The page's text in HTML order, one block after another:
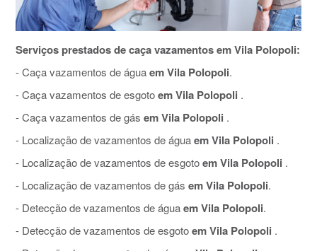
Serviços prestados de caça vazamentos em Vila Polopoli:
- Caça vazamentos de águaem Vila Polopoli.
- Caça vazamentos de esgotoem Vila Polopoli .
- Caça vazamentos de gás em Vila Polopoli .
- Localização de vazamentos de águaem Vila Polopoli .
- Localização de vazamentos de esgotoem Vila Polopoli .
- Localização de vazamentos de gás em Vila Polopoli.
- Detecção de vazamentos de águaem Vila Polopoli.
- Detecção de vazamentos de esgotoem Vila Polopoli .